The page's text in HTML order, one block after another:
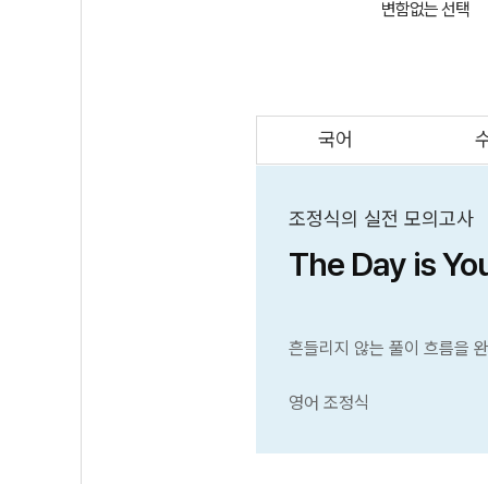
변함없는 선택
국어
조정식의 실전 모의고사
The Day is
흔들리지 않는 풀이 흐름을
영어 조정식